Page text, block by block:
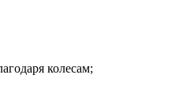
колесам;